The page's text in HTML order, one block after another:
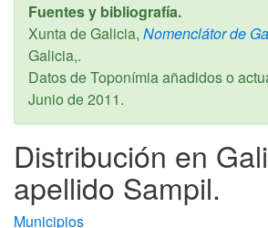
Fuentes y bibliografía.
Xunta de Galicia, Nomenclátor de
Galicia,.
Datos de Toponímia añadidos o
Junio de 2011.
Distribución en
apellido Sampil.
Municipios